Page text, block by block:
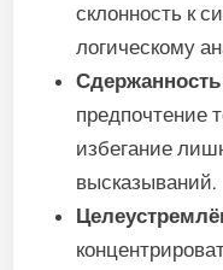
склонность к
логическому
предпочтение
избегание
высказываний.